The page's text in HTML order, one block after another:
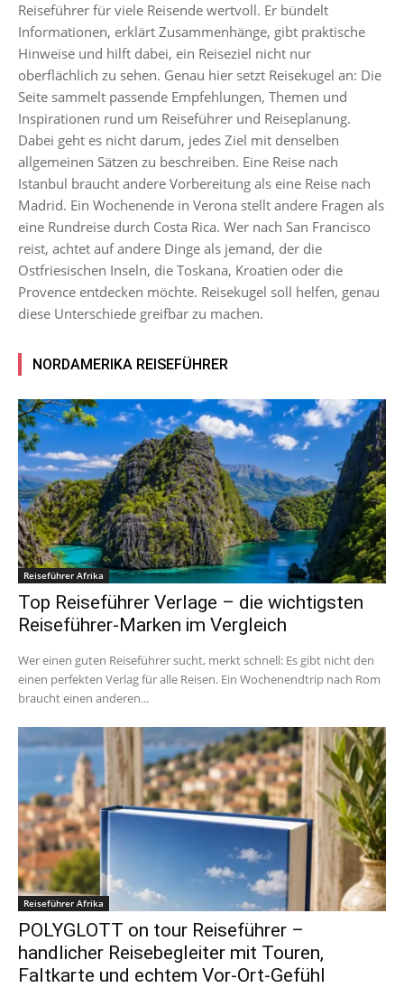
Reiseführer für viele Reisende wertvoll. Er bündelt
Informationen, erklärt Zusammenhänge, gibt praktische
Hinweise und hilft dabei, ein Reiseziel nicht nur
oberflächlich zu sehen. Genau hier setzt Reisekugel an: Die
Seite sammelt passende Empfehlungen, Themen und
Inspirationen rund um Reiseführer und Reiseplanung.
Dabei geht es nicht darum, jedes Ziel mit denselben
allgemeinen Sätzen zu beschreiben. Eine Reise nach
Istanbul braucht andere Vorbereitung als eine Reise nach
Madrid. Ein Wochenende in Verona stellt andere Fragen als
eine Rundreise durch Costa Rica. Wer nach San Francisco
reist, achtet auf andere Dinge als jemand, der die
Ostfriesischen Inseln, die Toskana, Kroatien oder die
Provence entdecken möchte. Reisekugel soll helfen, genau
diese Unterschiede greifbar zu machen.
NORDAMERIKA REISEFÜHRER
Reiseführer Afrika
Top Reiseführer Verlage – die wichtigsten
Reiseführer-Marken im Vergleich
Wer einen guten Reiseführer sucht, merkt schnell: Es gibt nicht den
einen perfekten Verlag für alle Reisen. Ein Wochenendtrip nach Rom
braucht einen anderen...
Reiseführer Afrika
POLYGLOTT on tour Reiseführer –
handlicher Reisebegleiter mit Touren,
Faltkarte und echtem Vor-Ort-Gefühl